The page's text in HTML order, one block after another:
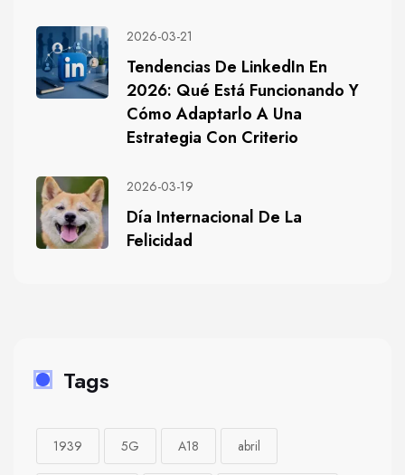
2026-03-21
Tendencias De LinkedIn En
2026: Qué Está Funcionando Y
Cómo Adaptarlo A Una
Estrategia Con Criterio
2026-03-19
Día Internacional De La
Felicidad
Tags
1939 5G A18 abril